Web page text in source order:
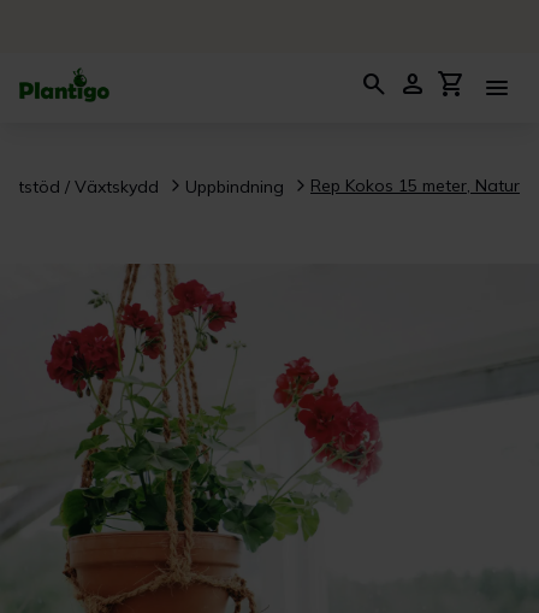
search person shopping_cart menu
/ Växtskydd Uppbindning Rep Kokos 15 meter, Natur